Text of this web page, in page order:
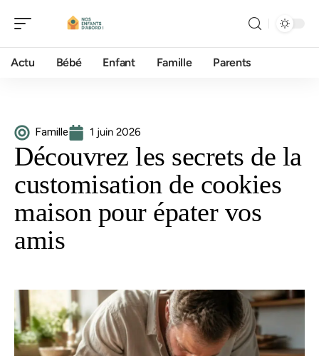
Actu Bébé Enfant Famille Parents
Famille 1 juin 2026
Découvrez les secrets de la
customisation de cookies
maison pour épater vos
amis